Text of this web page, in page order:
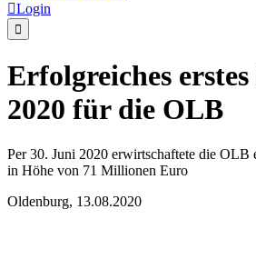
Login

Erfolgreiches
2020 für die OLB
Per 30. Juni 2020 erwirtschaftete die OLB
in Höhe von 71 Millionen Euro
Oldenburg, 13.08.2020